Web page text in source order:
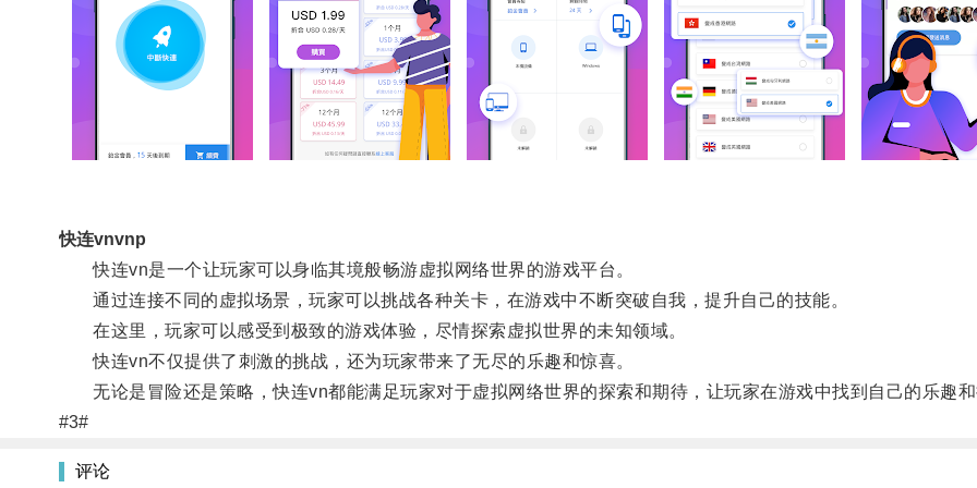
快连vnvnp
快连vn是一个让玩家可以身临其境般畅游虚拟网络世界的游戏平台。
通过连接不同的虚拟场景，玩家可以挑战各种关卡，在游戏中不断突破自我，提升自己的技能。
在这里，玩家可以感受到极致的游戏体验，尽情探索虚拟世界的未知领域。
快连vn不仅提供了刺激的挑战，还为玩家带来了无尽的乐趣和惊喜。
无论是冒险还是策略，快连vn都能满足玩家对于虚拟网络世界的探索和期待，让玩家在游戏中找到自己的乐趣
#3#
评论